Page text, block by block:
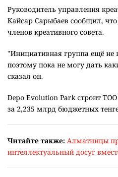
Руководитель управления
Кайсар Сарыбаев сообщил,
членов креативного совета.
"Инициативная группа ещё не
поэтому пока не могу дать
сказал он.
Depo Evolution Park строит
за 2,235 млрд бюджетных
Читайте также: Алматинцы
интеллектуальный досуг